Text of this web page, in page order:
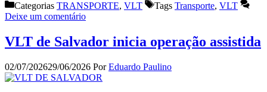
Categorias TRANSPORTE, VLT Tags Transporte, VLT
Deixe um comentário
VLT de Salvador inicia operação assistida
02/07/202629/06/2026 PorEduardo Paulino